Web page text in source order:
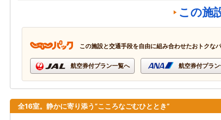
この施
この施設と交通手段を自由に組み合わせたおトクな
航空券付プラン一覧へ 航空券付プラ
全16室。静かに寄り添う“こころなごむひととき”